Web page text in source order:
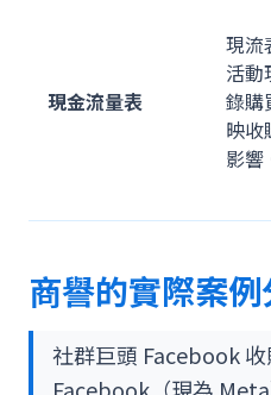
現金流量表
現流
活動
錄購
映收
影響
商譽的實際案
社群巨頭 Facebook